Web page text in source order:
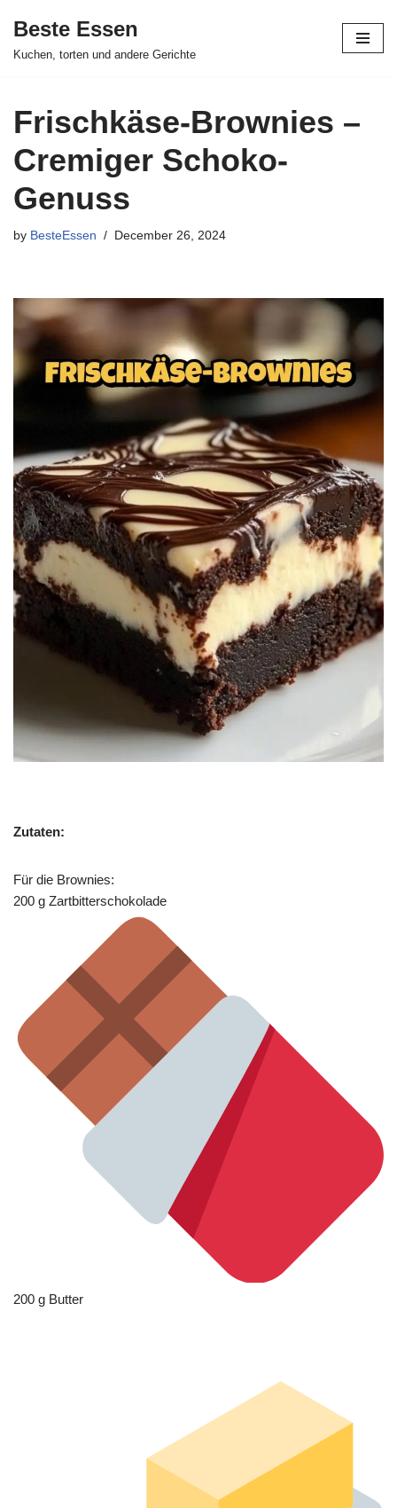
Skip
Beste Essen
Kuchen, torten und andere Gerichte
Frischkäse-Brownies –
Cremiger Schoko-
Genuss
by BesteEssen December 26, 2024
Zutaten:
Für die Brownies:
200 g Zartbitterschokolade
200 g Butter